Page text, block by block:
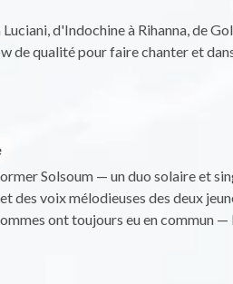
d'Indochine à Rihanna, de
de qualité pour faire chanter et
Solsoum — un duo solaire et
des voix mélodieuses des deux
ont toujours eu en commun —